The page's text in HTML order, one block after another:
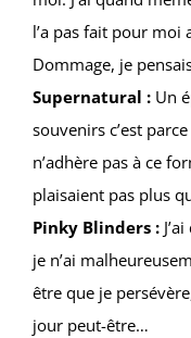
l’a pas fait pour moi
Dommage, je
Supernatural :Un
souvenirs c’est
n’adhère pas à ce
plaisaient pas plus
Pinky Blinders :
je n’ai
être que je
jour peut-être…